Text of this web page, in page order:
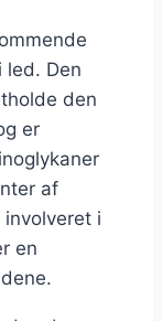
led. Den
den
er
af
i
en